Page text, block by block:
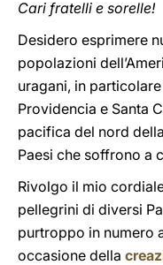
Cari fratelli e sorelle!
Desidero esprimere
popolazioni
uragani, in
Providencia e Santa
pacifica del nord
Paesi che soffrono a
Rivolgo il mio
pellegrini di diversi
purtroppo in numero
occasione della